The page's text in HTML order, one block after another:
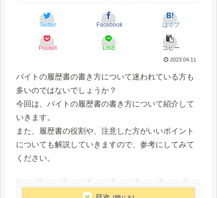
Twitter Facebook はてブ
Pocket LINE コピー
2023.04.11
バイトの履歴書の書き方について迷われている方も
多いのではないでしょうか？
今回は、バイトの履歴書の書き方について紹介して
いきます。
また、履歴書の役割や、注意した方がいいポイント
についても解説していきますので、参考にしてみて
ください。